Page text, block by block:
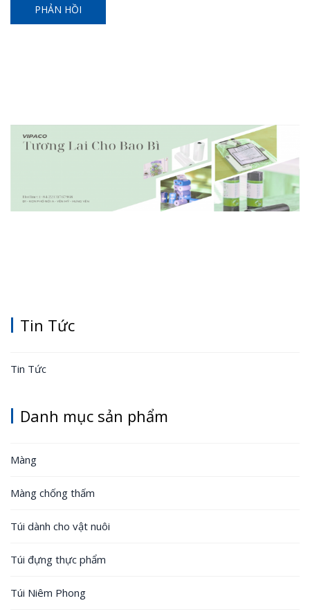
Tin Tức
Tin Tức
Danh mục sản phẩm
Màng
Màng chống thấm
Túi dành cho vật nuôi
Túi đựng thực phẩm
Túi Niêm Phong